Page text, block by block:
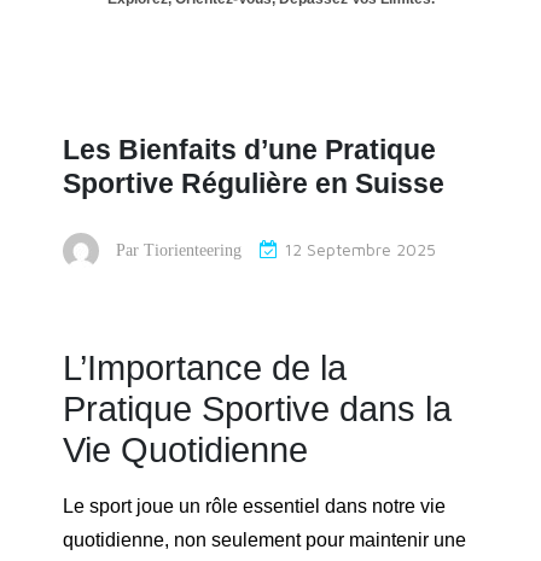
Les Bienfaits d’une Pratique
Sportive Régulière en Suisse
Par Tiorienteering 12 Septembre 2025
L’Importance de la
Pratique Sportive dans la
Vie Quotidienne
Le sport joue un rôle essentiel dans notre vie
quotidienne, non seulement pour maintenir une